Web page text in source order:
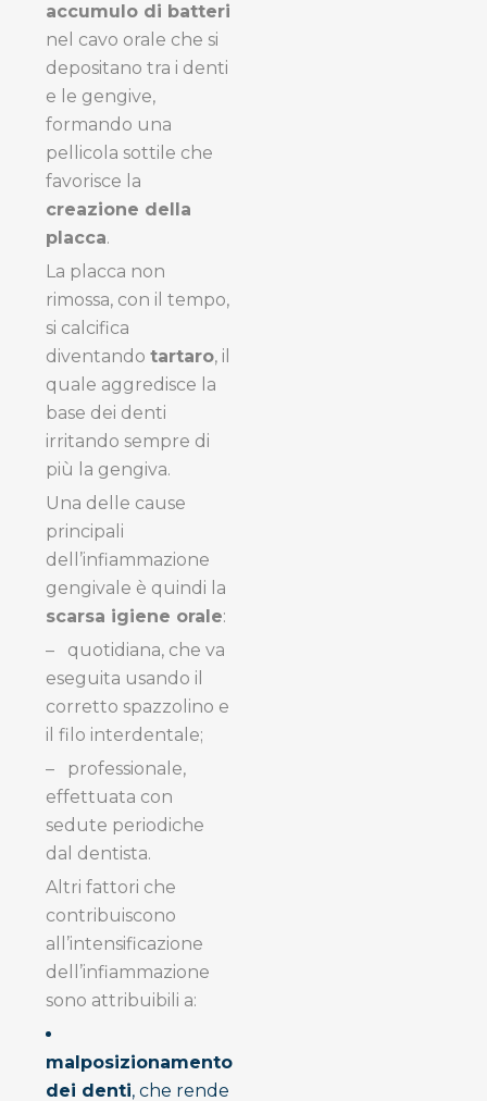
accumulo di batteri
nel cavo orale che si
depositano tra i denti
e le gengive,
formando una
pellicola sottile che
favorisce la
creazione della
placca.
La placca non
rimossa, con il tempo,
si calcifica
diventando tartaro, il
quale aggredisce la
base dei denti
irritando sempre di
più la gengiva.
Una delle cause
principali
dell’infiammazione
gengivale è quindi la
scarsa igiene orale:
– quotidiana, che va
eseguita usando il
corretto spazzolino e
il filo interdentale;
– professionale,
effettuata con
sedute periodiche
dal dentista.
Altri fattori che
contribuiscono
all’intensificazione
dell’infiammazione
sono attribuibili a:
malposizionamento
dei denti, che rende